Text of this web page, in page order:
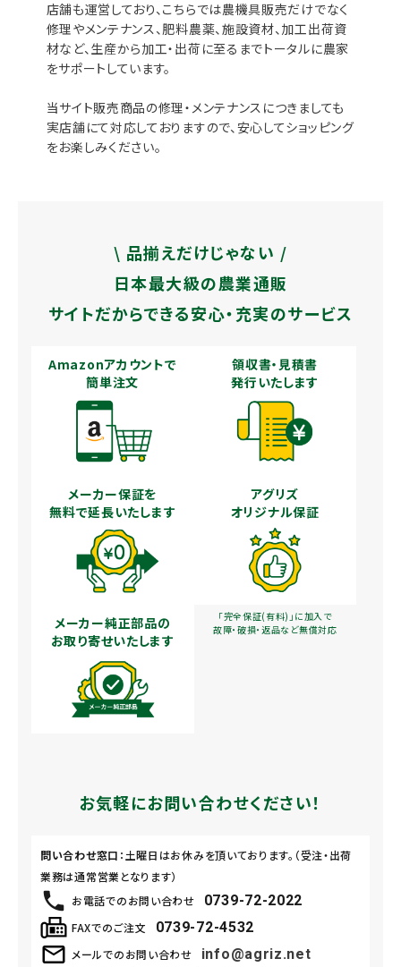
店舗も運営しており、こちらでは農機具販売だけでなく
修理やメンテナンス、肥料農薬、施設資材、加工出荷資
材など、生産から加工・出荷に至るまでトータルに農家
をサポートしています。
当サイト販売商品の修理・メンテナンスにつきましても
実店舗にて対応しておりますので、安心してショッピング
をお楽しみください。
\ 品揃えだけじゃない /
日本最大級の農業通販
サイトだからできる安心・充実のサービス
Amazonアカウントで
簡単注文
領収書・見積書
発行いたします
メーカー保証を
無料で延長いたします
アグリズ
オリジナル保証
「完全保証(有料)」に加入で
故障・破損・返品など無償対応
メーカー純正部品の
お取り寄せいたします
お気軽にお問い合わせください！
お電話でのお問い合わせ 0739-72-2022
メールでのお問い合わせ
info@agriz.net
FAXでのご注文 0739-72-4532
問い合わせ窓口 ：土曜日はお休みを頂いております。（受注・出荷
業務は通常営業となります）